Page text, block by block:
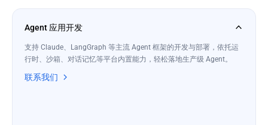
Agent 应用开发
支持 Claude、LangGraph 等主流 Agent 框架的开发与部署，依托运
行时、沙箱、对话记忆等平台内置能力，轻松落地生产级 Agent。
联系我们